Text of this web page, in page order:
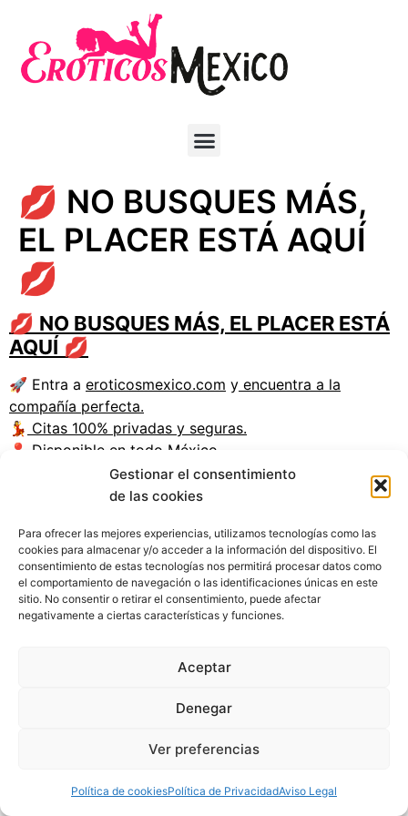
Gestionar el consentimiento
de las cookies
Para ofrecer las mejores experiencias, utilizamos tecnologías como las
cookies para almacenar y/o acceder a la información del dispositivo. El
consentimiento de estas tecnologías nos permitirá procesar datos como
el comportamiento de navegación o las identificaciones únicas en este
sitio. No consentir o retirar el consentimiento, puede afectar
negativamente a ciertas características y funciones.
Aceptar
Denegar
Ver preferencias
Política de cookiesPolítica de PrivacidadAviso Legal
💋 NO BUSQUES MÁS,
EL PLACER ESTÁ AQUÍ
💋
💋 NO BUSQUES MÁS, EL PLACER ESTÁ
AQUÍ 💋
🚀 Entra a eroticosmexico.com y encuentra a la
compañía perfecta.
💃 Citas 100% privadas y seguras.
📍 Disponible en todo México.
© 2024 copyright scortspuebla | politica de privacidad